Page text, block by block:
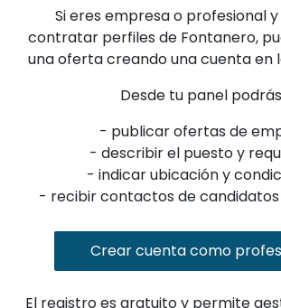
Si eres empresa o profesional
contratar perfiles de Fontanero,
una oferta creando una cuenta en
Desde tu panel
- publicar ofertas de
- describir el puesto y
- indicar ubicación y
- recibir contactos de
Crear cuenta como
El registro es gratuito y permite